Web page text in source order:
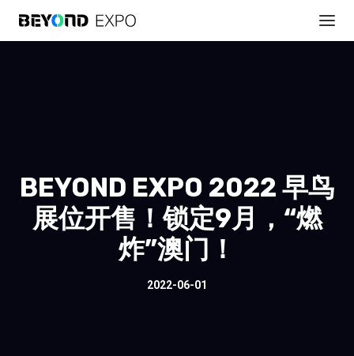
BEYOND EXPO 2022 早鸟
展位开售！锁定9月，“燃
炸”澳门！
2022-06-01